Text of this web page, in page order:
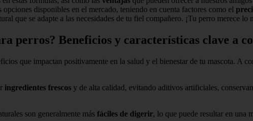
disponibles en el mercado, teniendo en cuenta factores como el
que se adapte a las necesidades de tu fiel compañero. ¡Tu perro merece lo
perros? Beneficios y características clave a
que impactan positivamente en la salud y el bienestar de tu mascota. A
ingredientes frescos y de alta calidad, evitando aditivos artificiales,
son generalmente más fáciles de digerir, lo que puede resultar en una